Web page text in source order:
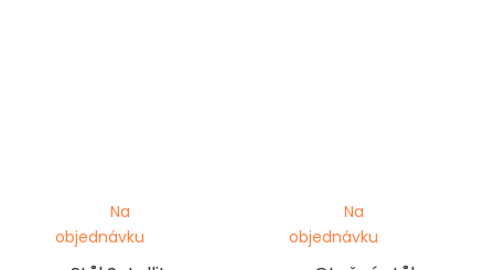
Na
objednávku
Na
objednávku